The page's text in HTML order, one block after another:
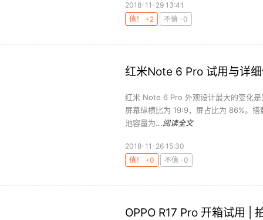
2018-11-29 13:41
值！ +2
不值 -0
红米Note 6 Pro 试用与详
红米 Note 6 Pro 外观设计最大的变化
屏幕纵横比为 19:9，屏占比为 86%。
池容量为...阅读全文
2018-11-26 15:30
值！ +0
不值 -0
OPPO R17 Pro 开箱试用 |